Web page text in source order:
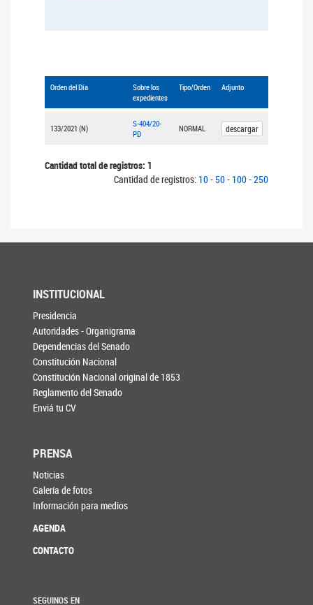
Orden del Día
Sobre los
expedientes
Tipo/Orden Adjunto
133/2021 (N)
S-404/20-
PD
NORMAL descargar
Cantidad total de registros: 1
Cantidad de registros: 10- 50- 100-250
INSTITUCIONAL
Presidencia
Autoridades - Organigrama
Dependencias del Senado
Constitución Nacional
Constitución Nacional original de 1853
Reglamento del Senado
Enviá tu CV
PRENSA
Noticias
Galería de fotos
Información para medios
AGENDA
CONTACTO
SEGUINOS EN